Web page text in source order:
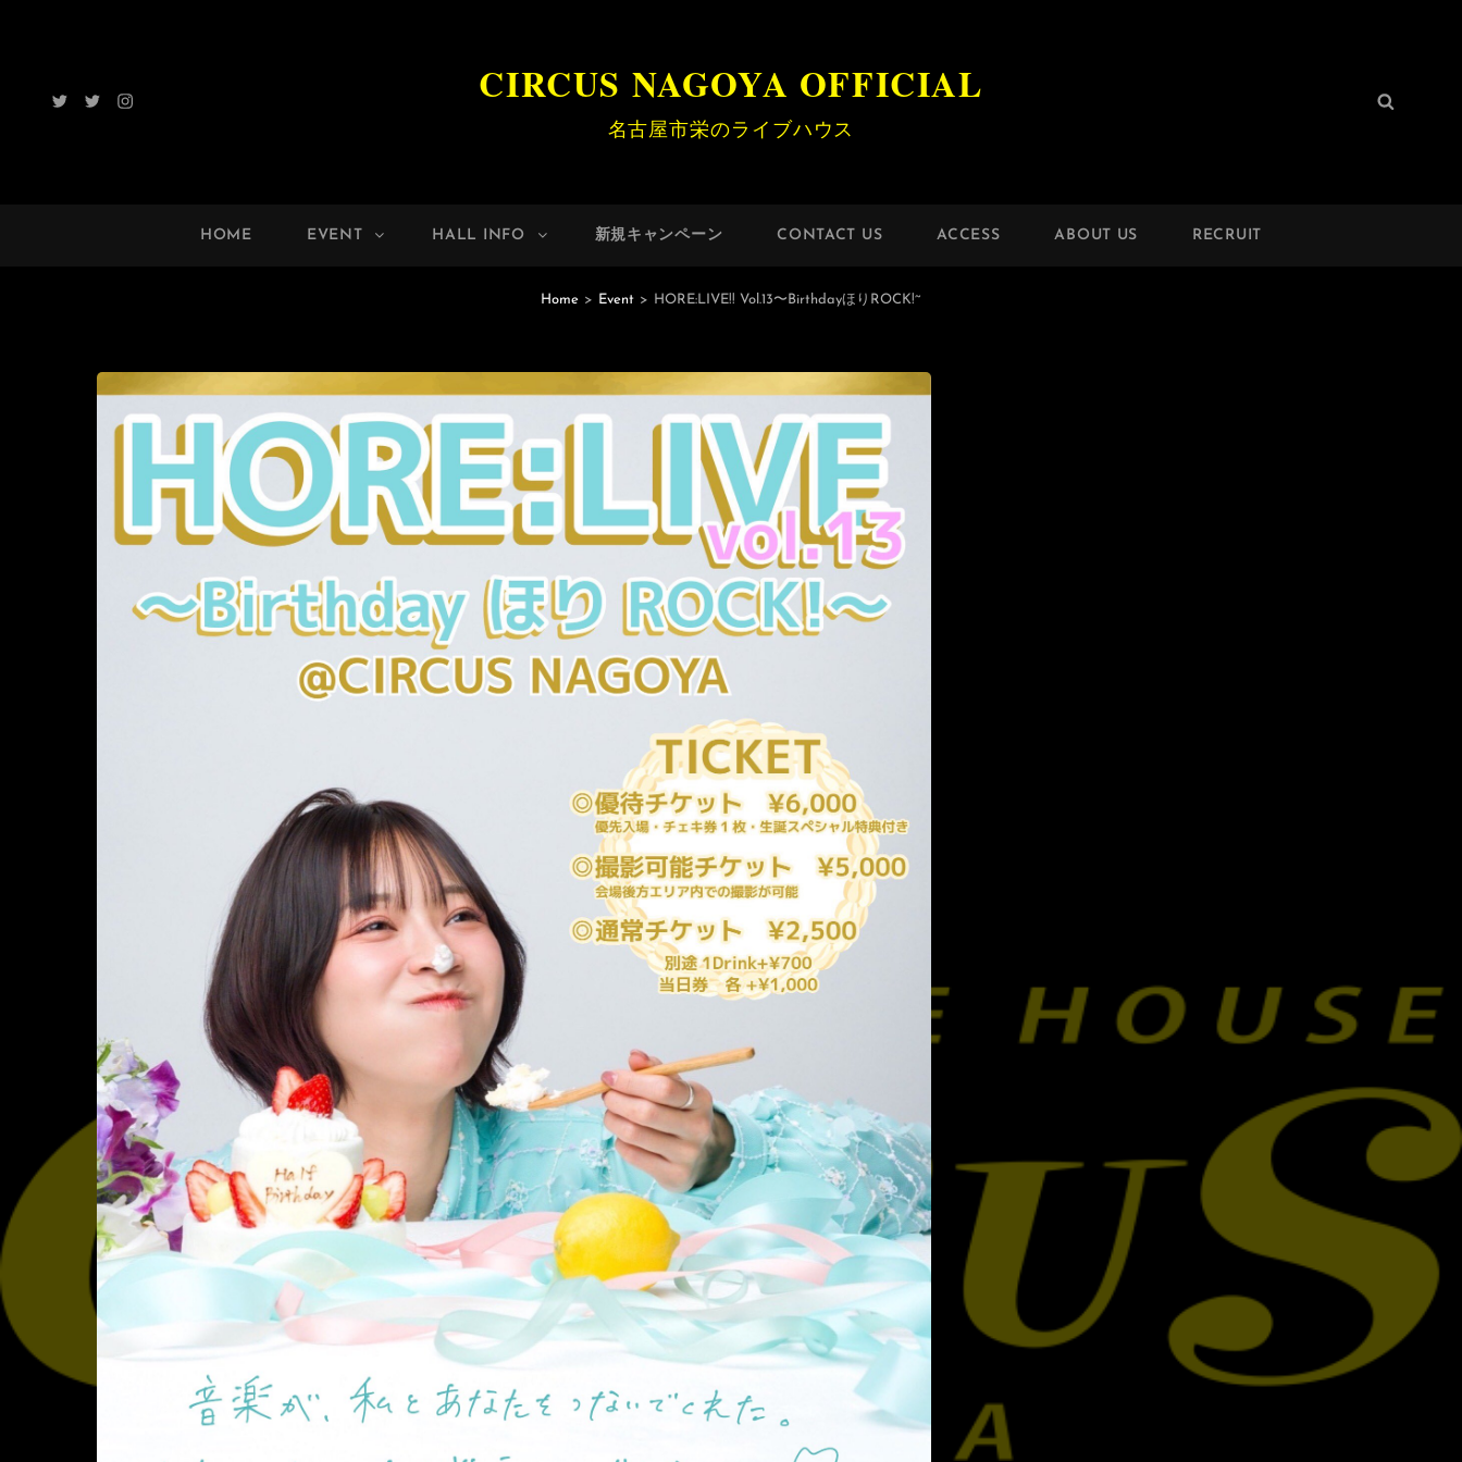
TwitterRadioInstagram CIRCUS NAGOYA OFFICIAL
名古屋市栄のライブハウス
検
HOME EVENT HALL INFO 新規キャンペーン CONTACT US ACCESS ABOUT US RECRUIT
Home > Event > HORE:LIVE!! Vol.13〜BirthdayほりROCK!~